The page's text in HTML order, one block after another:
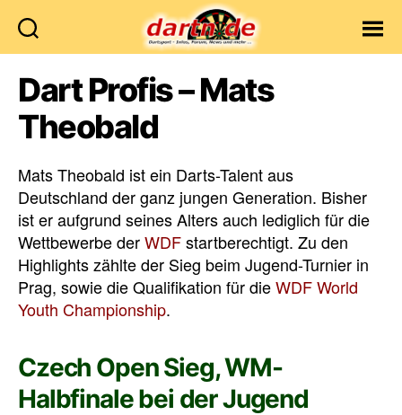
Dart Profis – Mats
Theobald
Mats Theobald ist ein Darts-Talent aus
Deutschland der ganz jungen Generation. Bisher
ist er aufgrund seines Alters auch lediglich für die
Wettbewerbe derWDFstartberechtigt. Zu den
Highlights zählte der Sieg beim Jugend-Turnier in
Prag, sowie die Qualifikation für dieWDF World
Youth Championship.
Czech Open Sieg, WM-
Halbfinale bei der Jugend